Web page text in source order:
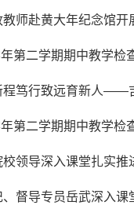
师赴黄大年纪念馆开
第二学期期中教学检
程笃行致远育新人——
课第二学期期中教学检
领导深入课堂扎实推
督导专员岳武深入课